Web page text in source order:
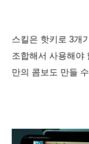
스킬은 핫키로 3개
조합해서 사용해야
만의 콤보도 만들